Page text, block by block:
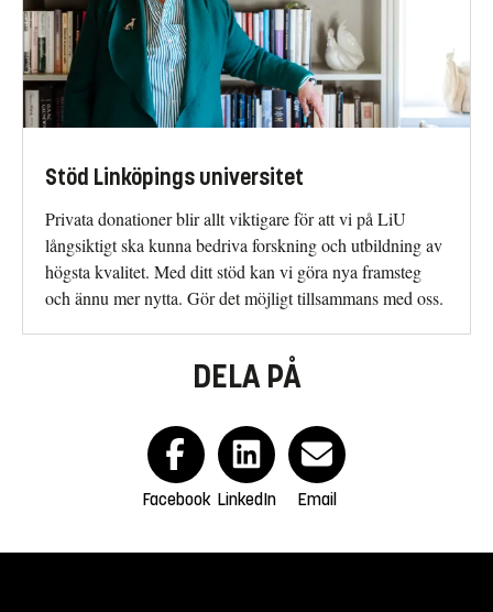
Stöd Linköpings universitet
Privata donationer blir allt viktigare för att vi på LiU
långsiktigt ska kunna bedriva forskning och utbildning av
högsta kvalitet. Med ditt stöd kan vi göra nya framsteg
och ännu mer nytta. Gör det möjligt tillsammans med oss.
DELA PÅ
Facebook LinkedIn Email